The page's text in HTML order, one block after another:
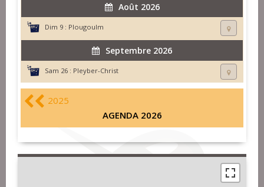
Août 2026
Dim 9 : Plougoulm
Septembre 2026
Sam 26 : Pleyber-Christ
2025
AGENDA 2026